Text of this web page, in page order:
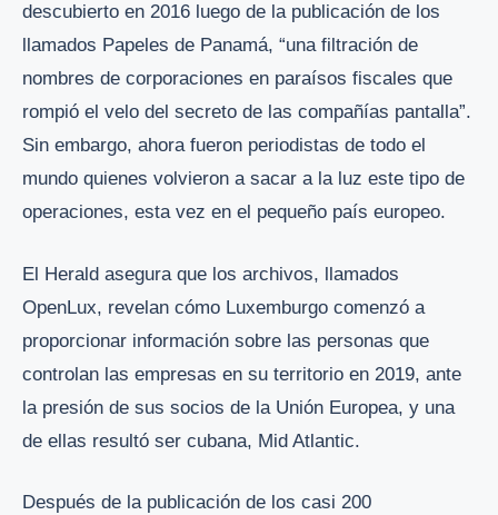
descubierto en 2016 luego de la publicación de los
llamados Papeles de Panamá, “una filtración de
nombres de corporaciones en paraísos fiscales que
rompió el velo del secreto de las compañías pantalla”.
Sin embargo, ahora fueron periodistas de todo el
mundo quienes volvieron a sacar a la luz este tipo de
operaciones, esta vez en el pequeño país europeo.
El Herald asegura que los archivos, llamados
OpenLux, revelan cómo Luxemburgo comenzó a
proporcionar información sobre las personas que
controlan las empresas en su territorio en 2019, ante
la presión de sus socios de la Unión Europea, y una
de ellas resultó ser cubana, Mid Atlantic.
Después de la publicación de los casi 200